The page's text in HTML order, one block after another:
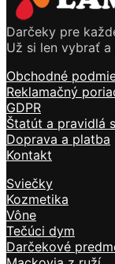
Darčeky pre
Už si len vybrať
Obchodné
Reklamačný
GDPR
Štatút a pravidlá
Doprava a platba
Kontakt
Sviečky
Kozmetika
Vône
Tečúci dym
Darčekové